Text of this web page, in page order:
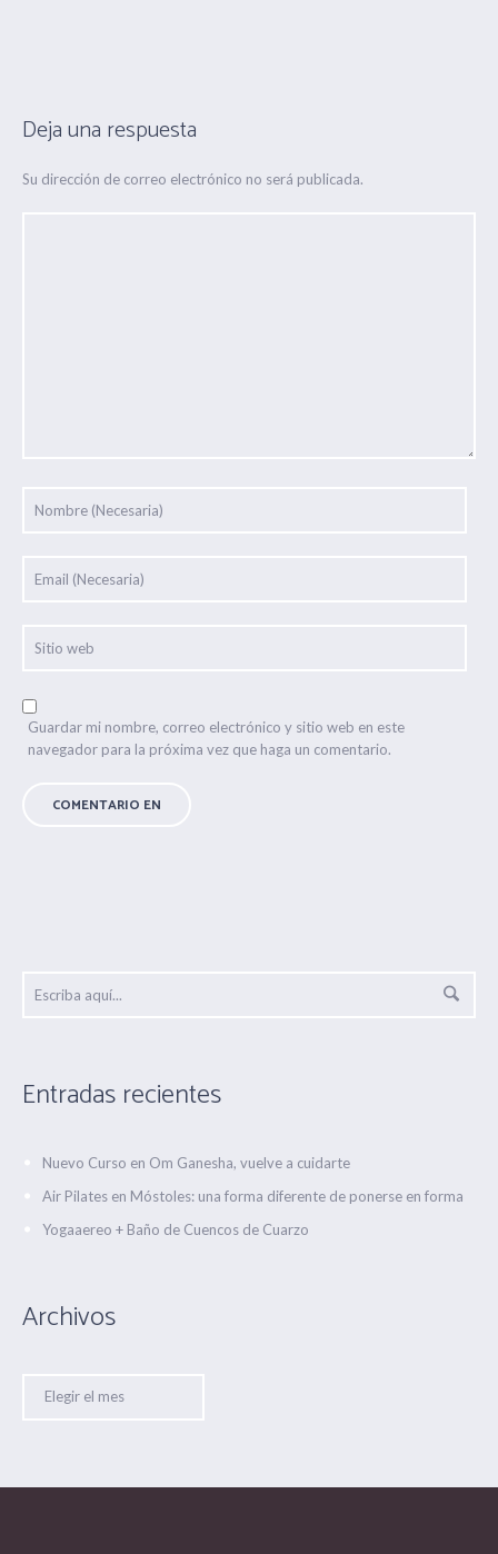
Deja una respuesta
Su dirección de correo electrónico no será publicada.
Guardar mi nombre, correo electrónico y sitio web en este
navegador para la próxima vez que haga un comentario.
Entradas recientes
Nuevo Curso en Om Ganesha, vuelve a cuidarte
Air Pilates en Móstoles: una forma diferente de ponerse en forma
Yogaaereo + Baño de Cuencos de Cuarzo
Archivos